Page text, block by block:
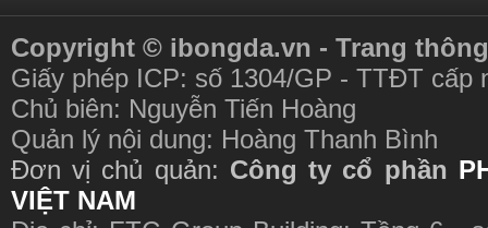
Copyright © ibongda.vn - Trang
Giấy phép ICP: số 1304/GP - TTĐT cấp
Chủ biên: Nguyễn Tiến Hoàng
Quản lý nội dung: Hoàng Thanh Bình
Đơn vị chủ quản: Công ty cổ phần
VIỆT NAM